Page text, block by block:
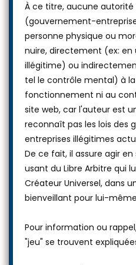
À ce titre, aucune autorité
(gouvernement-
personne physique ou
nuire, directement (ex: en
illégitime) ou
tel le contrôle mental) à
fonctionnement ni au
site web, car l'auteur est
reconnaît pas les lois des
entreprises illégitimes
De ce fait, il assure agir
usant du Libre Arbitre qui
Créateur Universel, dans
bienveillant pour lui-
Pour information ou
"jeu" se trouvent